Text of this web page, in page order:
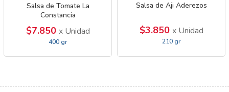
Salsa de Tomate La
Constancia
$7.850 x Unidad
400 gr
Salsa de Aji Aderezos
$3.850 x Unidad
210 gr